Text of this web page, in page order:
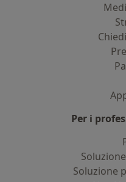
Per i
Soluzione